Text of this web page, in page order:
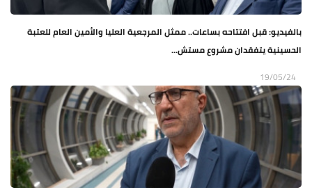
بالفيديو: قبل افتتاحه بساعات.. ممثل المرجعية العليا والأمين العام للعتبة
الحسينية يتفقدان مشروع مستش...
19/05/24